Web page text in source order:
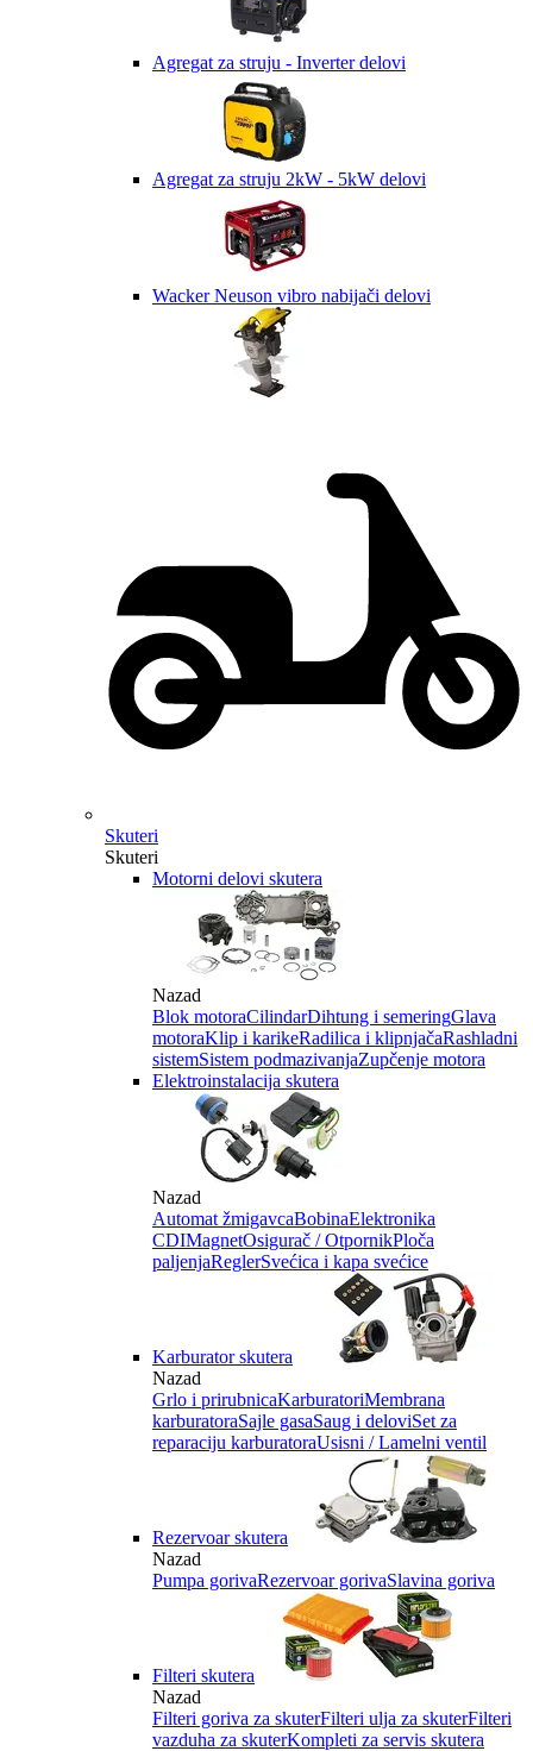
Agregat za struju - Inverter delovi
Agregat za struju 2kW - 5kW delovi
Wacker Neuson vibro nabijači delovi
Skuteri
Skuteri
Motorni delovi skutera
Nazad
Blok motoraCilindarDihtung i semeringGlava
motoraKlip i karikeRadilica i klipnjačaRashladni
sistemSistem podmazivanjaZupčenje motora
Elektroinstalacija skutera
Nazad
Automat žmigavcaBobinaElektronika
CDIMagnetOsigurač / OtpornikPloča
paljenjaReglerSvećica i kapa svećice
Karburator skutera
Nazad
Grlo i prirubnicaKarburatoriMembrana
karburatoraSajle gasaSaug i deloviSet za
reparaciju karburatoraUsisni / Lamelni ventil
Rezervoar skutera
Nazad
Pumpa gorivaRezervoar gorivaSlavina goriva
Filteri skutera
Nazad
Filteri goriva za skuterFilteri ulja za skuterFilteri
vazduha za skuterKompleti za servis skutera